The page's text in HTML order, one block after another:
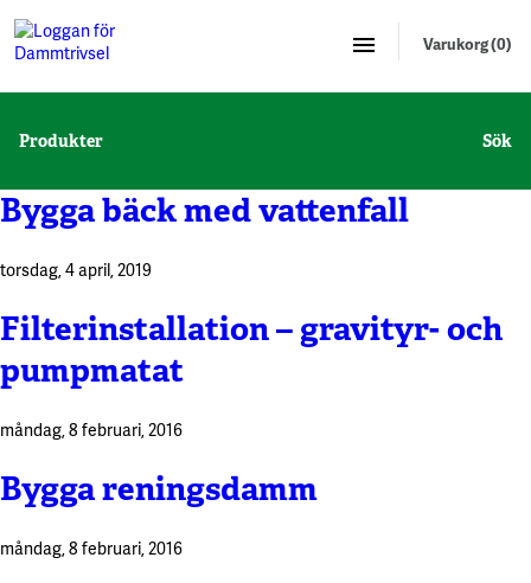
Varukorg (0)
Produkter Sök
Bygga bäck med vattenfall
torsdag, 4 april, 2019
Filterinstallation – gravityr- och
pumpmatat
måndag, 8 februari, 2016
Bygga reningsdamm
måndag, 8 februari, 2016